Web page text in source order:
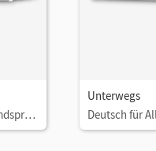
Deutsch als Fremdsprache
Unterwegs